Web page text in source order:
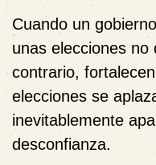
Cuando un
unas elecciones no
contrario,
elecciones se
inevitablemente
desconfianza.